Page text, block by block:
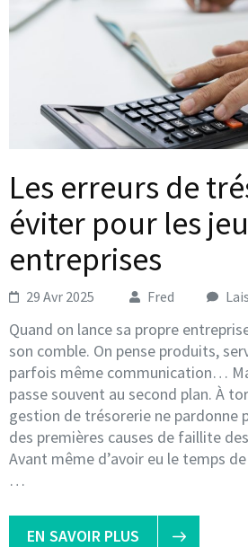
Les erreurs de
éviter pour les
entreprises
29 Avr 2025 Fred
Quand on lance sa propre
son comble. On pense produits,
parfois même communication…
passe souvent au second plan. À
gestion de trésorerie ne pardonne
des premières causes de faillite
Avant même d’avoir eu le temps
…
EN SAVOIR PLUS